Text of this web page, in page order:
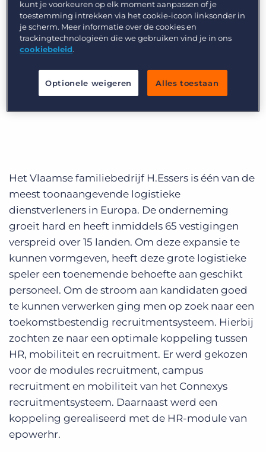
Vraag een demo aan Inloggen
mobiliteit
Recruitmentproces op rolletjes
Location:
Het Vlaamse familiebedrijf H.Essers is één van de
meest toonaangevende logistieke
dienstverleners in Europa. De onderneming
groeit hard en heeft inmiddels 65 vestigingen
verspreid over 15 landen. Om deze expansie te
kunnen vormgeven, heeft deze grote logistieke
speler een toenemende behoefte aan geschikt
personeel. Om de stroom aan kandidaten goed
te kunnen verwerken ging men op zoek naar een
toekomstbestendig recruitmentsysteem. Hierbij
zochten ze naar een optimale koppeling tussen
HR, mobiliteit en recruitment. Er werd gekozen
voor de modules recruitment, campus
recruitment en mobiliteit van het Connexys
recruitmentsysteem. Daarnaast werd een
koppeling gerealiseerd met de HR-module van
epowerhr.
kunt je voorkeuren op elk moment aanpassen of je
toestemming intrekken via het cookie-icoon linksonder in
je scherm. Meer informatie over de cookies en
trackingtechnologieën die we gebruiken vind je in ons
cookiebeleid.
Optionele weigeren Alles toestaan